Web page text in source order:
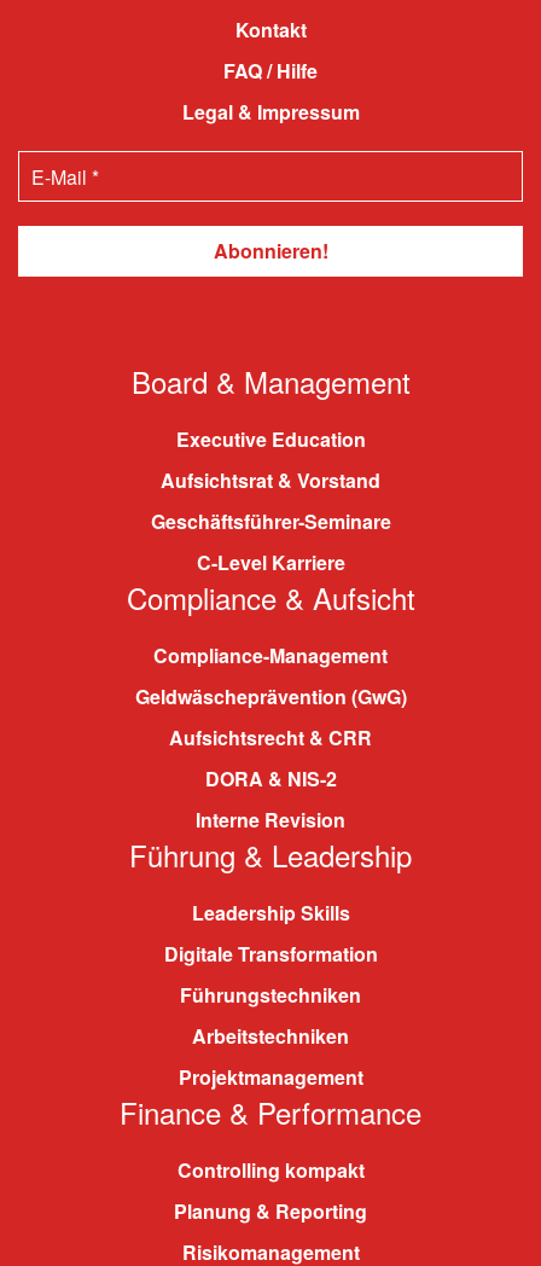
Kontakt
FAQ / Hilfe
Legal & Impressum
Board & Management
Executive Education
Aufsichtsrat & Vorstand
Geschäftsführer-Seminare
C-Level Karriere
Compliance & Aufsicht
Compliance-Management
Geldwäscheprävention (GwG)
Aufsichtsrecht & CRR
DORA & NIS-2
Interne Revision
Führung & Leadership
Leadership Skills
Digitale Transformation
Führungstechniken
Arbeitstechniken
Projektmanagement
Finance & Performance
Controlling kompakt
Planung & Reporting
Risikomanagement